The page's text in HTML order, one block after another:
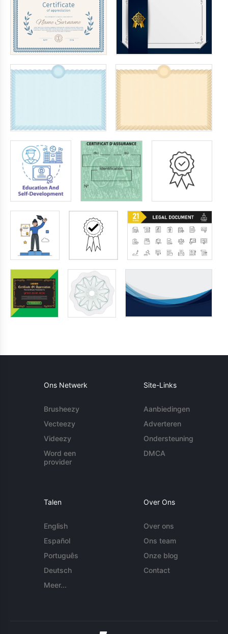
Ons Netwerk
Brusheezy
Vecteezy
Videezy
Word een
provider
Site-Links
Aanbiedingen
Adverteren
Ondersteuning
DMCA
Talen
English
Español
Português
Deutsch
Meer...
Over Ons
Over ons
Ons team
Onze blog
Contact